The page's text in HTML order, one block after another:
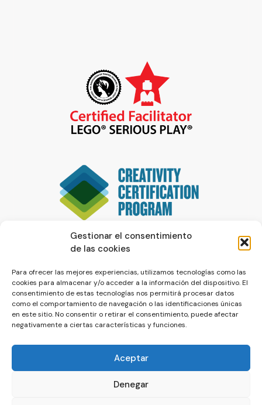
Gestionar el consentimiento
de las cookies
Para ofrecer las mejores experiencias, utilizamos tecnologías como las
cookies para almacenar y/o acceder a la información del dispositivo. El
consentimiento de estas tecnologías nos permitirá procesar datos
como el comportamiento de navegación o las identificaciones únicas
en este sitio. No consentir o retirar el consentimiento, puede afectar
negativamente a ciertas características y funciones.
Aceptar
Denegar